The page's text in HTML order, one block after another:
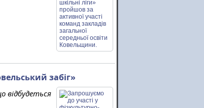
забіг»
відбудеться